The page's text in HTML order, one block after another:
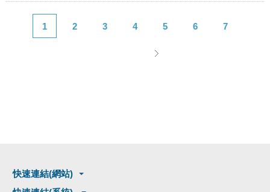
1 2 3 4 5 6 7
快速連結(網站)